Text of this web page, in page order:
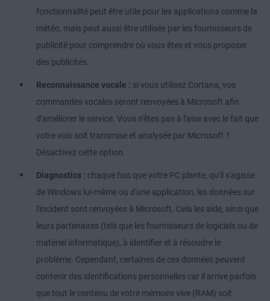
fonctionnalité peut être utile pour les applications comme la
météo, mais peut aussi être utilisée par les fournisseurs de
publicité pour comprendre où vous êtes et vous proposer
des publicités.
Reconnaissance vocale : si vous utilisez Cortana, vos
commandes vocales seront renvoyées à Microsoft afin
d'améliorer le service. Vous n'êtes pas à l'aise avec le fait que
votre voix soit transmise et analysée par Microsoft ?
Désactivez cette option.
Diagnostics : chaque fois que votre PC plante, qu'il s'agisse
de Windows lui-même ou d'une application, les données sur
l'incident sont renvoyées à Microsoft. Cela les aide, ainsi que
leurs partenaires (tels que les fournisseurs de logiciels ou de
matériel informatique), à identifier et à résoudre le
problème. Cependant, certaines de ces données peuvent
contenir des identifications personnelles car il arrive parfois
que tout le contenu de votre mémoire vive (RAM) soit